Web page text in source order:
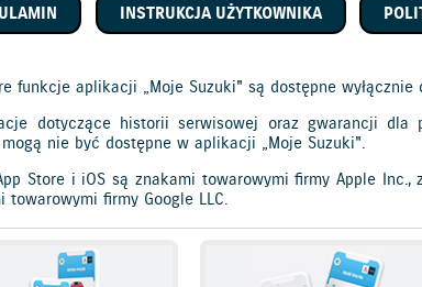
INSTRUKCJA UŻYTKOWNIKA
funkcje aplikacji „Moje Suzuki" są dostępne
dotyczące historii serwisowej oraz gwarancji
nie być dostępne w aplikacji „Moje Suzuki".
Store i iOS są znakami towarowymi firmy Apple
towarowymi firmy Google LLC.